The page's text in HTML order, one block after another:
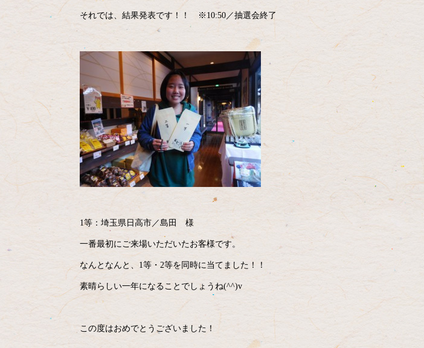
それでは、結果発表です！！ ※10:50／抽選会終了
1等：埼玉県日高市／島田 様
一番最初にご来場いただいたお客様です。
なんとなんと、1等・2等を同時に当てました！！
素晴らしい一年になることでしょうね(^^)v
この度はおめでとうございました！